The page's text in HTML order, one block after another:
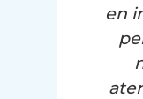
en